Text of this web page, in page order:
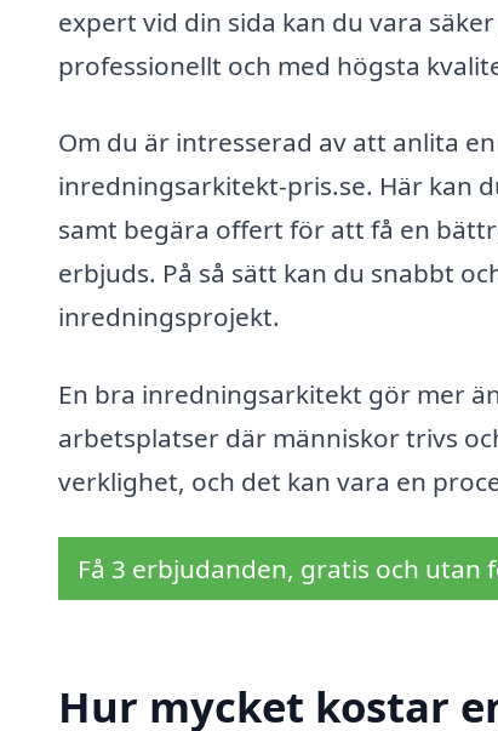
expert vid din sida kan du vara
professionellt och med högsta
Om du är intresserad av att anlita
inredningsarkitekt-pris.se. Här kan
samt begära offert för att få en
erbjuds. På så sätt kan du snabbt
inredningsprojekt.
En bra inredningsarkitekt gör mer
arbetsplatser där människor trivs
verklighet, och det kan vara en
Få 3 erbjudanden, gratis och utan
Hur mycket kostar